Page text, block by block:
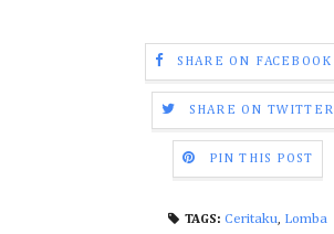
SHARE ON FACEBOOK
SHARE ON TWITTER
PIN THIS POST
TAGS: Ceritaku Lomba